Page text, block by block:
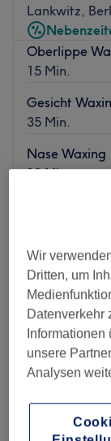
Lankwitz,
Oberlippe
15 Min.
Gesicht
35 Min.
Nase Waxing
10 Min.
Dienstag
Mittwoch
Donnerstag
Freitag
Samstag
Sonntag
befindet.
Wir
Dritten, um
Datenverkehr
Informationen
unsere
Analysen